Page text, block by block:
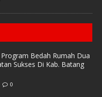
Program Bedah Rumah Dua
Sukses Di Kab. Batang
0